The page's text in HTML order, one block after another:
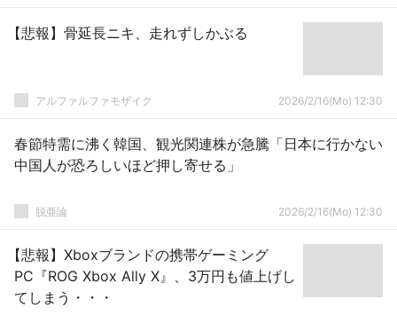
【悲報】骨延長ニキ、走れずしかぶる
アルファルファモザイク 2026/2/16(Mo) 12:30
春節特需に沸く韓国、観光関連株が急騰「日本に行かない
中国人が恐ろしいほど押し寄せる」
脱亜論 2026/2/16(Mo) 12:30
【悲報】Xboxブランドの携帯ゲーミング
PC『ROG Xbox Ally X』、3万円も値上げし
てしまう・・・